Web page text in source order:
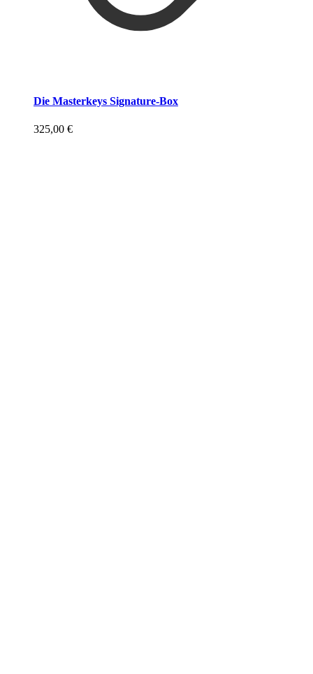
Die Masterkeys Signature-Box
325,00 €